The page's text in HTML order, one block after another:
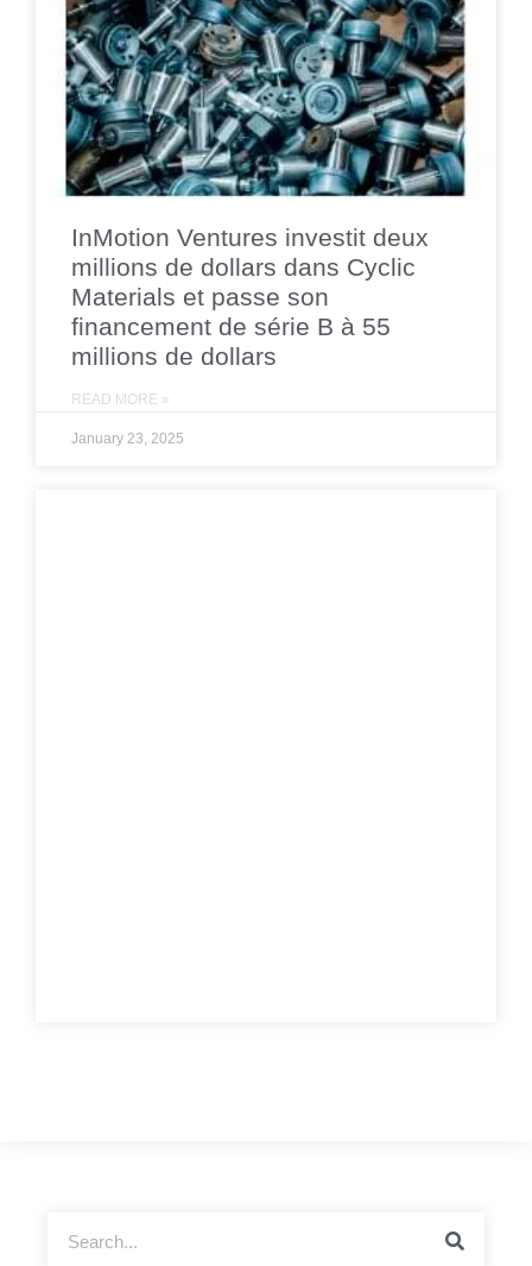
InMotion Ventures investit deux
millions de dollars dans Cyclic
Materials et passe son
financement de série B à 55
millions de dollars
READ MORE »
January 23, 2025